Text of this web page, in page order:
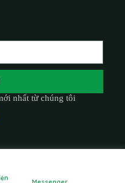
nhất từ chúng tôi